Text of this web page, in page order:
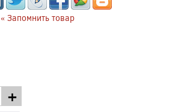
« Запомнить товар
+